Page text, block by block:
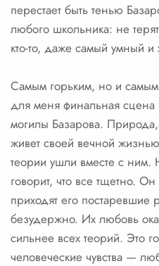
перестает быть тенью
любого школьника: не
кто-то, даже самый умный и
Самым горьким, но и
для меня финальная
могилы Базарова.
живет своей вечной
теории ушли вместе с ним.
говорит, что все тщетно.
приходят его постаревшие
безудержно. Их любовь
сильнее всех теорий. Это
человеческие чувства —